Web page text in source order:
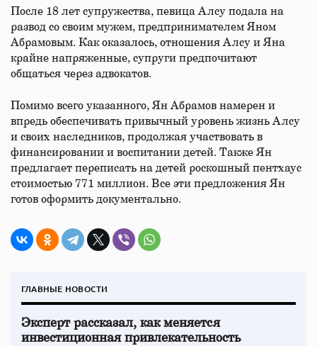
После 18 лет супружества, певица Алсу подала на
развод со своим мужем, предпринимателем Яном
Абрамовым. Как оказалось, отношения Алсу и Яна
крайне напряженные, супруги предпочитают
общаться через адвокатов.
Помимо всего указанного, Ян Абрамов намерен и
впредь обеспечивать привычный уровень жизнь Алсу
и своих наследников, продолжая участвовать в
финансировании и воспитании детей. Также Ян
предлагает переписать на детей роскошный пентхаус
стоимостью 771 миллион. Все эти предложения Ян
готов оформить документально.
ГЛАВНЫЕ НОВОСТИ
Эксперт рассказал, как меняется
инвестиционная привлекательность